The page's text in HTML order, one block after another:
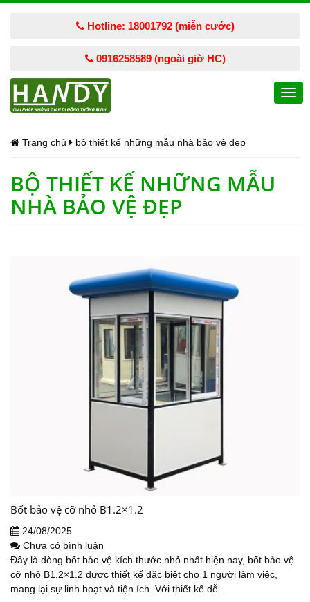
Hotline: 18001792 (miễn cước)
0916258589 (ngoài giờ HC)
Trang chủ bộ thiết kế những mẫu nhà bảo vệ đẹp
BỘ THIẾT KẾ NHỮNG MẪU
NHÀ BẢO VỆ ĐẸP
Bốt bảo vệ cỡ nhỏ B1.2×1.2
24/08/2025
Chưa có bình luận
Đây là dòng bốt bảo vệ kích thước nhỏ nhất hiện nay, bốt bảo vệ
cỡ nhỏ B1.2×1.2 được thiết kế đặc biệt cho 1 người làm việc,
mang lại sự linh hoạt và tiện ích. Với thiết kế dễ...